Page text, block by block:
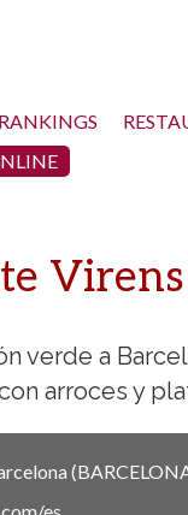
verde a
arroces y